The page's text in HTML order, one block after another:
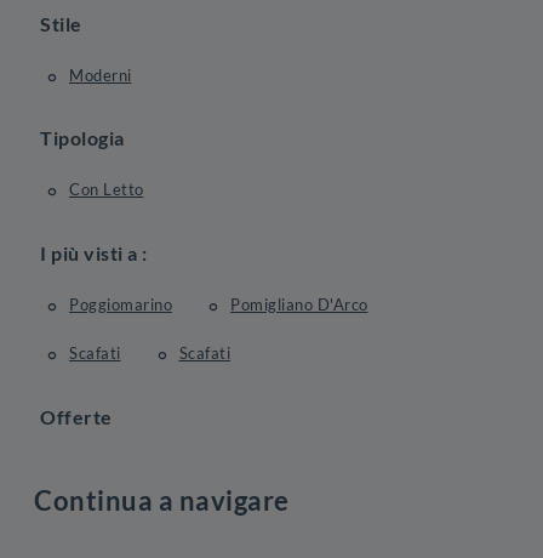
Stile
Moderni
Tipologia
Con Letto
I più visti a :
Poggiomarino Pomigliano D'Arco
Scafati Scafati
Offerte
Continua a navigare